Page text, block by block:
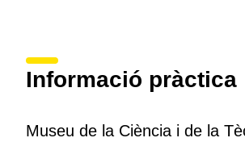
Informació pràctica
Museu de la Ciència i de la